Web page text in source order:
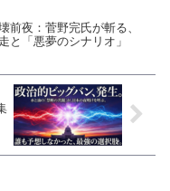
前夜：菅野完氏が斬る、
と「悪夢のシナリオ」